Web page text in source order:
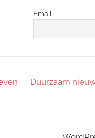
Email
Duurzaam